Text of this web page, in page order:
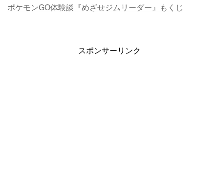
ポケモンGO体験談『めざせジムリーダー』もくじ
スポンサーリンク